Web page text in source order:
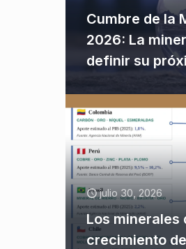
Cumbre de la
2026: La
definir su
julio 30, 2026
Los minerales
crecimiento